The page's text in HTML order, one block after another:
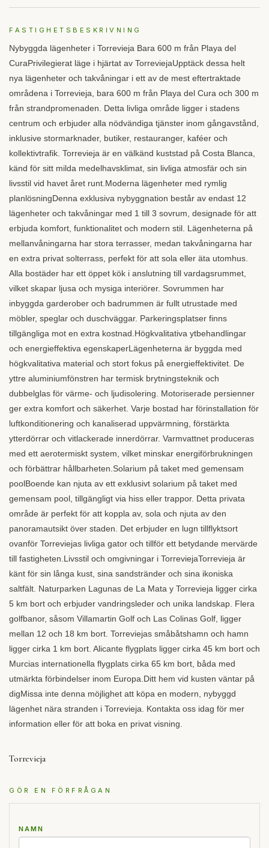
FASTIGHETSBESKRIVNING
Nybyggda lägenheter i Torrevieja Bara 600 m från Playa del
CuraPrivilegierat läge i hjärtat av TorreviejaUpptäck dessa helt
nya lägenheter och takvåningar i ett av de mest eftertraktade
områdena i Torrevieja, bara 600 m från Playa del Cura och 300 m
från strandpromenaden. Detta livliga område ligger i stadens
centrum och erbjuder alla nödvändiga tjänster inom gångavstånd,
inklusive stormarknader, butiker, restauranger, kaféer och
kollektivtrafik. Torrevieja är en välkänd kuststad på Costa Blanca,
känd för sitt milda medelhavsklimat, sin livliga atmosfär och sin
livsstil vid havet året runt.Moderna lägenheter med rymlig
planlösningDenna exklusiva nybyggnation består av endast 12
lägenheter och takvåningar med 1 till 3 sovrum, designade för att
erbjuda komfort, funktionalitet och modern stil. Lägenheterna på
mellanvåningarna har stora terrasser, medan takvåningarna har
en extra privat solterrass, perfekt för att sola eller äta utomhus.
Alla bostäder har ett öppet kök i anslutning till vardagsrummet,
vilket skapar ljusa och mysiga interiörer. Sovrummen har
inbyggda garderober och badrummen är fullt utrustade med
möbler, speglar och duschväggar. Parkeringsplatser finns
tillgängliga mot en extra kostnad.Högkvalitativa ytbehandlingar
och energieffektiva egenskaperLägenheterna är byggda med
högkvalitativa material och stort fokus på energieffektivitet. De
yttre aluminiumfönstren har termisk brytningsteknik och
dubbelglas för värme- och ljudisolering. Motoriserade persienner
ger extra komfort och säkerhet. Varje bostad har förinstallation för
luftkonditionering och kanaliserad uppvärmning, förstärkta
ytterdörrar och vitlackerade innerdörrar. Varmvattnet produceras
med ett aerotermiskt system, vilket minskar energiförbrukningen
och förbättrar hållbarheten.Solarium på taket med gemensam
poolBoende kan njuta av ett exklusivt solarium på taket med
gemensam pool, tillgängligt via hiss eller trappor. Detta privata
område är perfekt för att koppla av, sola och njuta av den
panoramautsikt över staden. Det erbjuder en lugn tillflyktsort
ovanför Torreviejas livliga gator och tillför ett betydande mervärde
till fastigheten.Livsstil och omgivningar i TorreviejaTorrevieja är
känt för sin långa kust, sina sandstränder och sina ikoniska
saltfält. Naturparken Lagunas de La Mata y Torrevieja ligger cirka
5 km bort och erbjuder vandringsleder och unika landskap. Flera
golfbanor, såsom Villamartin Golf och Las Colinas Golf, ligger
mellan 12 och 18 km bort. Torreviejas småbåtshamn och hamn
ligger cirka 1 km bort. Alicante flygplats ligger cirka 45 km bort och
Murcias internationella flygplats cirka 65 km bort, båda med
utmärkta förbindelser inom Europa.Ditt hem vid kusten väntar på
digMissa inte denna möjlighet att köpa en modern, nybyggd
lägenhet nära stranden i Torrevieja. Kontakta oss idag för mer
information eller för att boka en privat visning.
Torrevieja
GÖR EN FÖRFRÅGAN
NAMN